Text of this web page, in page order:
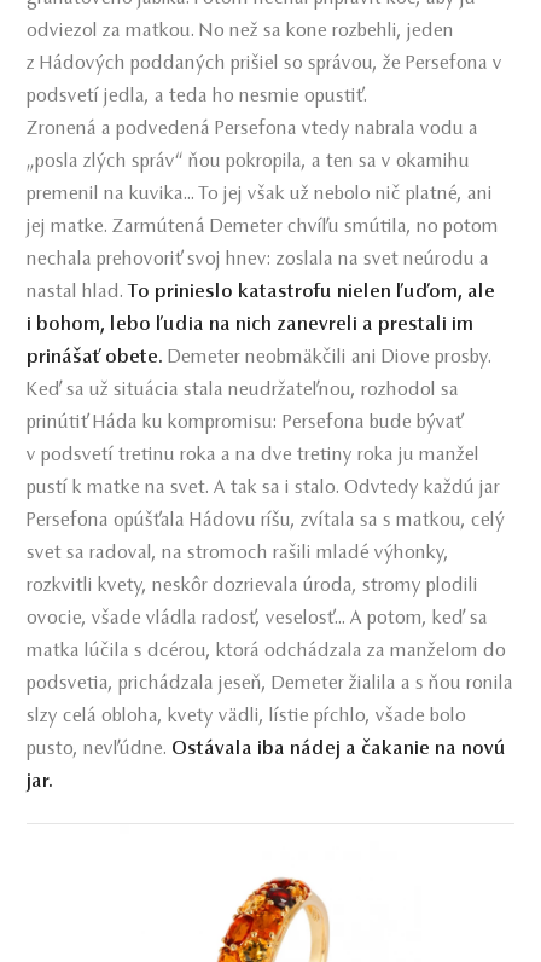
odviezol za matkou. No než sa kone rozbehli, jeden
z Hádových poddaných prišiel so správou, že Persefona v
podsvetí jedla, a teda ho nesmie opustiť.
Zronená a podvedená Persefona vtedy nabrala vodu a
„posla zlých správ“ ňou pokropila, a ten sa v okamihu
premenil na kuvika... To jej však už nebolo nič platné, ani
jej matke. Zarmútená Demeter chvíľu smútila, no potom
nechala prehovoriť svoj hnev: zoslala na svet neúrodu a
nastal hlad. To prinieslo katastrofu nielen ľuďom, ale
i bohom, lebo ľudia na nich zanevreli a prestali im
prinášať obete.Demeter neobmäkčili ani Diove prosby.
Keď sa už situácia stala neudržateľnou, rozhodol sa
prinútiť Háda ku kompromisu: Persefona bude bývať
v podsvetí tretinu roka a na dve tretiny roka ju manžel
pustí k matke na svet. A tak sa i stalo. Odvtedy každú jar
Persefona opúšťala Hádovu ríšu, zvítala sa s matkou, celý
svet sa radoval, na stromoch rašili mladé výhonky,
rozkvitli kvety, neskôr dozrievala úroda, stromy plodili
ovocie, všade vládla radosť, veselosť... A potom, keď sa
matka lúčila s dcérou, ktorá odchádzala za manželom do
podsvetia, prichádzala jeseň, Demeter žialila a s ňou ronila
slzy celá obloha, kvety vädli, lístie pŕchlo, všade bolo
pusto, nevľúdne. Ostávala iba nádej a čakanie na novú
jar.